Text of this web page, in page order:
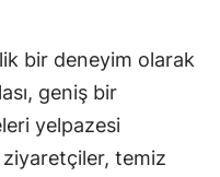
bir deneyim olarak
geniş bir
yelpazesi
temiz